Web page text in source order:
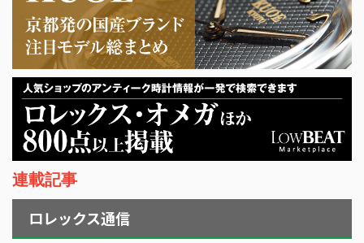
連載記事
ロレックス通信